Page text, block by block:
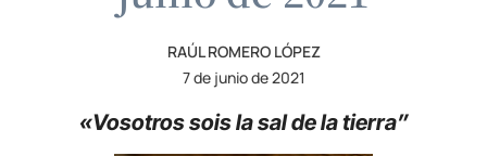
RAÚL ROMERO LÓPEZ
7 de junio de 2021
«Vosotros sois la sal de la tierra”